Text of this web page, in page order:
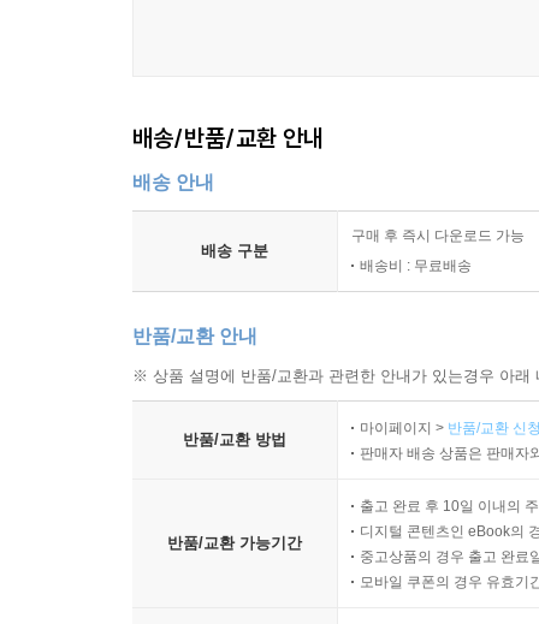
배송/반품/교환 안내
배송 안내
배송 구분
구매 후 즉시 다운로드 가능
배송비 : 무료배송
반품/교환 안내
※ 상품 설명에 반품/교환과 관련한 안내가 있는경우 아
반품/교환 방법
마이페이지 > 반품/교환 신
판매자 배송 상품은 판매자
반품/교환 가능기간
출고 완료 후 10일 이내의
디지털 콘텐츠인 eBook의
중고상품의 경우 출고 완료
모바일 쿠폰의 경우 유효기